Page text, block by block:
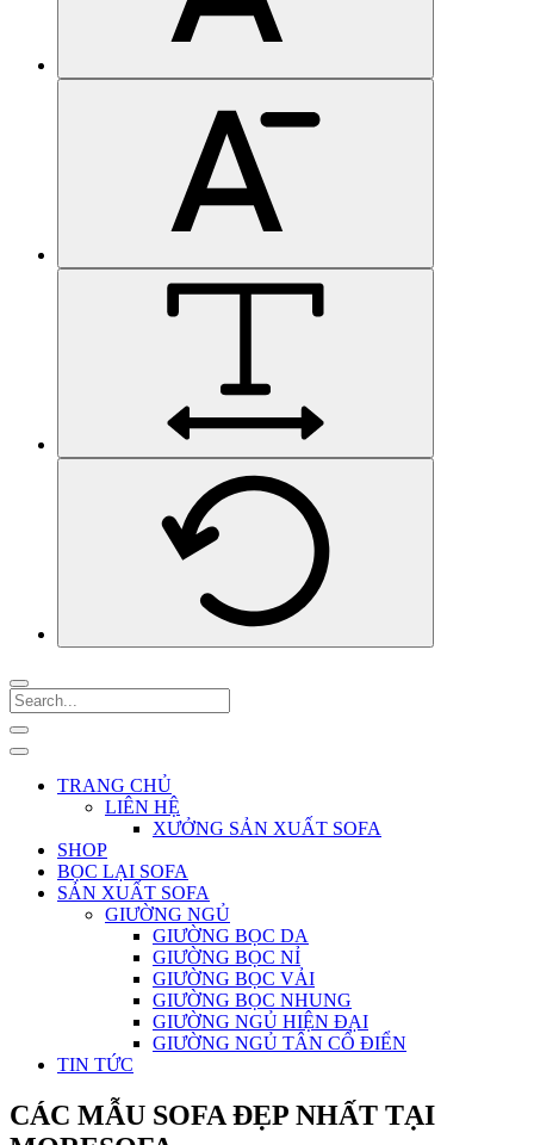
TRANG CHỦ
LIÊN HỆ
XƯỞNG SẢN XUẤT SOFA
SHOP
BỌC LẠI SOFA
SẢN XUẤT SOFA
GIƯỜNG NGỦ
GIƯỜNG BỌC DA
GIƯỜNG BỌC NỈ
GIƯỜNG BỌC VẢI
GIƯỜNG BỌC NHUNG
GIƯỜNG NGỦ HIỆN ĐẠI
GIƯỜNG NGỦ TÂN CỔ ĐIỂN
TIN TỨC
CÁC MẪU SOFA ĐẸP NHẤT TẠI